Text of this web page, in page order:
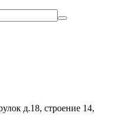
д.18, строение 14,